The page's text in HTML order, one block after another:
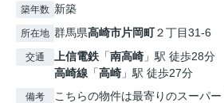
築年数 新築
所在地 群馬県高崎市片岡町２丁目31-6
交通 上信電鉄 「南高崎 」駅 徒歩28分
高崎線 「高崎 」駅 徒歩27分
備考
こちらの物件は最寄りのスーパー